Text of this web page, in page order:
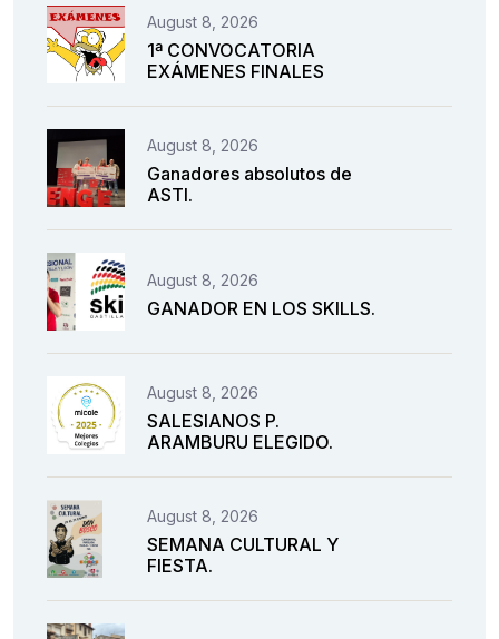
August 8, 2026
1ª CONVOCATORIA
EXÁMENES FINALES
August 8, 2026
Ganadores absolutos de
ASTI.
August 8, 2026
GANADOR EN LOS SKILLS.
August 8, 2026
SALESIANOS P.
ARAMBURU ELEGIDO.
August 8, 2026
SEMANA CULTURAL Y
FIESTA.